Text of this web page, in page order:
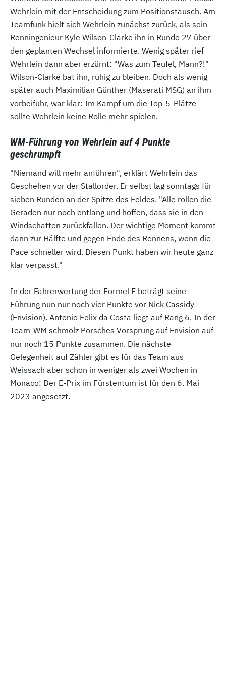
Wehrlein mit der Entscheidung zum Positionstausch. Am
Teamfunk hielt sich Wehrlein zunächst zurück, als sein
Renningenieur Kyle Wilson-Clarke ihn in Runde 27 über
den geplanten Wechsel informierte. Wenig später rief
Wehrlein dann aber erzürnt: "Was zum Teufel, Mann?!"
Wilson-Clarke bat ihn, ruhig zu bleiben. Doch als wenig
später auch Maximilian Günther (Maserati MSG) an ihm
vorbeifuhr, war klar: Im Kampf um die Top-5-Plätze
sollte Wehrlein keine Rolle mehr spielen.
WM-Führung von Wehrlein auf 4 Punkte
geschrumpft
"Niemand will mehr anführen", erklärt Wehrlein das
Geschehen vor der Stallorder. Er selbst lag sonntags für
sieben Runden an der Spitze des Feldes. "Alle rollen die
Geraden nur noch entlang und hoffen, dass sie in den
Windschatten zurückfallen. Der wichtige Moment kommt
dann zur Hälfte und gegen Ende des Rennens, wenn die
Pace schneller wird. Diesen Punkt haben wir heute ganz
klar verpasst."
In der Fahrerwertung der Formel E beträgt seine
Führung nun nur noch vier Punkte vor Nick Cassidy
(Envision). Antonio Felix da Costa liegt auf Rang 6. In der
Team-WM schmolz Porsches Vorsprung auf Envision auf
nur noch 15 Punkte zusammen. Die nächste
Gelegenheit auf Zähler gibt es für das Team aus
Weissach aber schon in weniger als zwei Wochen in
Monaco: Der E-Prix im Fürstentum ist für den 6. Mai
2023 angesetzt.